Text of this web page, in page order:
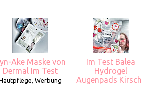
Ake Maske von
Dermal Im Test
Werbung
Im Test Balea
Hydrogel
Augenpads